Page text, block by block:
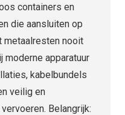
containers en
die aansluiten op
metaalresten nooit
moderne apparatuur
kabelbundels
veilig en
Belangrijk: